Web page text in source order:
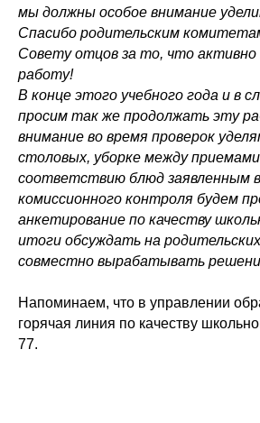
мы должны особое внимание
Спасибо родительским
Совету отцов за то, что активно
работу!
В конце этого учебного года и в
просим так же продолжать эту
внимание во время проверок
столовых, уборке между
соответствию блюд заявленным
комиссионного контроля будем
анкетирование по качеству
итоги обсуждать на
совместно вырабатывать
Напоминаем, что в управлении
горячая линия по качеству
77.